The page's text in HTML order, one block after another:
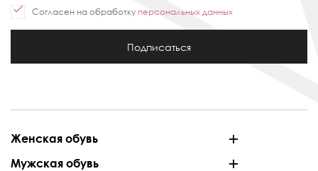
Согласен на обработку персональных данных
Подписаться
Женская обувь
Мужская обувь